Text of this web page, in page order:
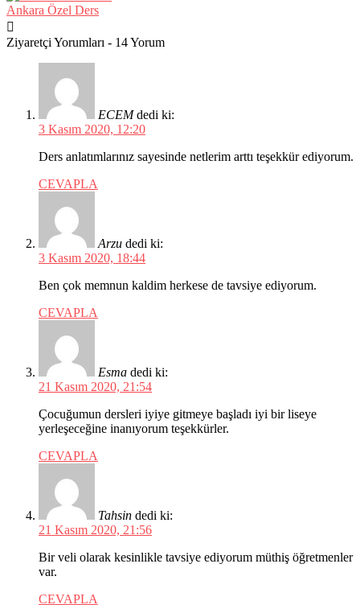
Ankara Özel Ders
Ziyaretçi Yorumları - 14 Yorum
ECEM dedi ki:
3 Kasım 2020, 12:20
Ders anlatımlarınız sayesinde netlerim arttı teşekkür ediyorum.
CEVAPLA
Arzu dedi ki:
3 Kasım 2020, 18:44
Ben çok memnun kaldim herkese de tavsiye ediyorum.
CEVAPLA
Esma dedi ki:
21 Kasım 2020, 21:54
Çocuğumun dersleri iyiye gitmeye başladı iyi bir liseye
yerleşeceğine inanıyorum teşekkürler.
CEVAPLA
Tahsin dedi ki:
21 Kasım 2020, 21:56
Bir veli olarak kesinlikle tavsiye ediyorum müthiş öğretmenler
var.
CEVAPLA